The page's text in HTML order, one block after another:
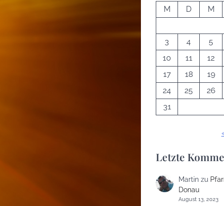
M
D M
3
4 5
10
11 12
17
18 19
24
25 26
31
Letzte
Martin zu
Donau
August 13, 2023